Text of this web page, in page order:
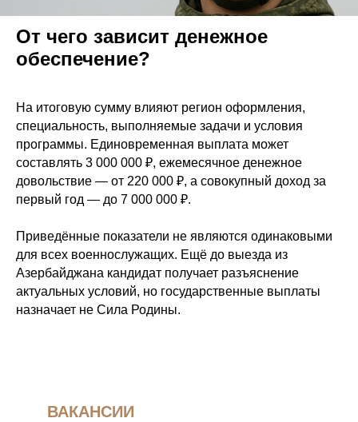
От чего зависит денежное
обеспечение?
На итоговую сумму влияют регион оформления,
специальность, выполняемые задачи и условия
программы. Единовременная выплата может
составлять 3 000 000 ₽, ежемесячное денежное
довольствие — от 220 000 ₽, а совокупный доход за
первый год — до 7 000 000 ₽.
Приведённые показатели не являются одинаковыми
для всех военнослужащих. Ещё до выезда из
Азербайджана кандидат получает разъяснение
актуальных условий, но государственные выплаты
назначает не Сила Родины.
ВАКАНСИИ